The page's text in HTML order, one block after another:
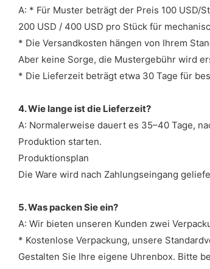
A: * Für Muster beträgt der Preis 100 USD/
200 USD / 400 USD pro Stück für
* Die Versandkosten hängen von Ihrem
Aber keine Sorge, die Mustergebühr wird
* Die Lieferzeit beträgt etwa 30 Tage für
4. Wie lange ist die Lieferzeit?
A: Normalerweise dauert es 35–40 Tage,
Produktion starten.
Produktionsplan
Die Ware wird nach Zahlungseingang
5. Was packen Sie ein?
A: Wir bieten unseren Kunden zwei
* Kostenlose Verpackung, unsere
Gestalten Sie Ihre eigene Uhrenbox. Bitte